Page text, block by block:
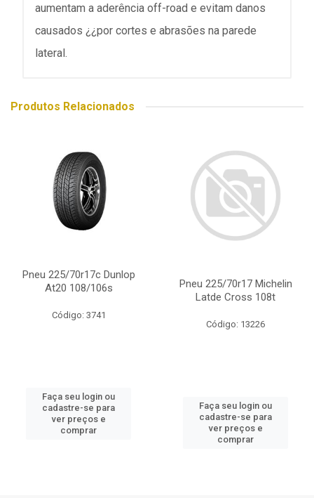
aumentam a aderência off-road e evitam danos
causados ¿¿por cortes e abrasões na parede
lateral.
Produtos Relacionados
Pneu 225/70r17c Dunlop
At20 108/106s
Código: 3741
Faça seu login ou
cadastre-se para
ver preços e
comprar
Pneu 225/70r17 Michelin
Latde Cross 108t
Código: 13226
Faça seu login ou
cadastre-se para
ver preços e
comprar